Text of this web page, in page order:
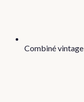
Combiné vintage